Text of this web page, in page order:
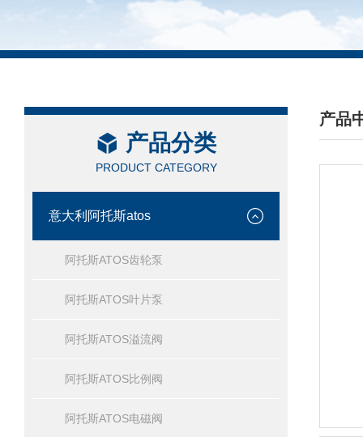
产品分类
PRODUCT CATEGORY
意大利阿托斯atos
阿托斯ATOS齿轮泵
阿托斯ATOS叶片泵
阿托斯ATOS溢流阀
阿托斯ATOS比例阀
阿托斯ATOS电磁阀
产品
/